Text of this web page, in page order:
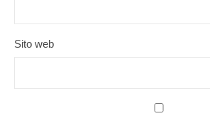
Sito web